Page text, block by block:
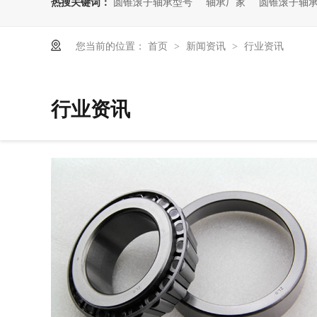
您当前的位置： 首页 > 新闻资讯 > 行业资讯
行业资讯